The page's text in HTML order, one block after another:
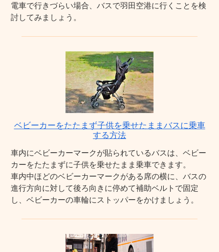
電車で行きづらい場合、バスで羽田空港に行くことを検
討してみましょう。
ベビーカーをたたまず子供を乗せたままバスに乗車
する方法
車内にベビーカーマークが貼られているバスは、ベビー
カーをたたまずに子供を乗せたまま乗車できます。
車内中ほどのベビーカーマークがある席の横に、バスの
進行方向に対して後ろ向きに停めて補助ベルトで固定
し、ベビーカーの車輪にストッパーをかけましょう。